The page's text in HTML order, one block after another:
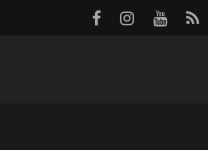
Panneau de gestion des cookies